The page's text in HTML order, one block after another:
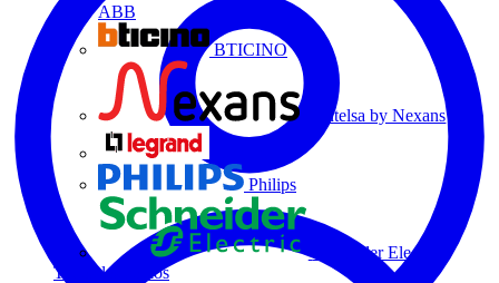
ABB
BTICINO
Centelsa by Nexans
Philips
Schneider Electric
Todos los socios